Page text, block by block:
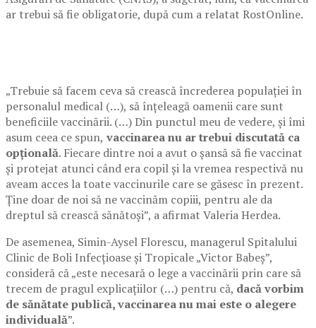
ar trebui să fie obligatorie, după cum a relatat RostOnline.
„Trebuie să facem ceva să crească încrederea populaţiei în
personalul medical (…), să înţeleagă oamenii care sunt
beneficiile vaccinării. (…) Din punctul meu de vedere, şi îmi
asum ceea ce spun, vaccinarea nu ar trebui discutată ca
opţională. Fiecare dintre noi a avut o şansă să fie vaccinat
şi protejat atunci când era copil şi la vremea respectivă nu
aveam acces la toate vaccinurile care se găsesc în prezent.
Ţine doar de noi să ne vaccinăm copiii, pentru ale da
dreptul să crească sănătoşi”, a afirmat Valeria Herdea.
De asemenea, Simin-Aysel Florescu, managerul Spitalului
Clinic de Boli Infecţioase şi Tropicale „Victor Babeş”,
consideră că „este necesară o lege a vaccinării prin care să
trecem de pragul explicaţiilor (…) pentru că, dacă vorbim
de sănătate publică, vaccinarea nu mai este o alegere
individuală”.